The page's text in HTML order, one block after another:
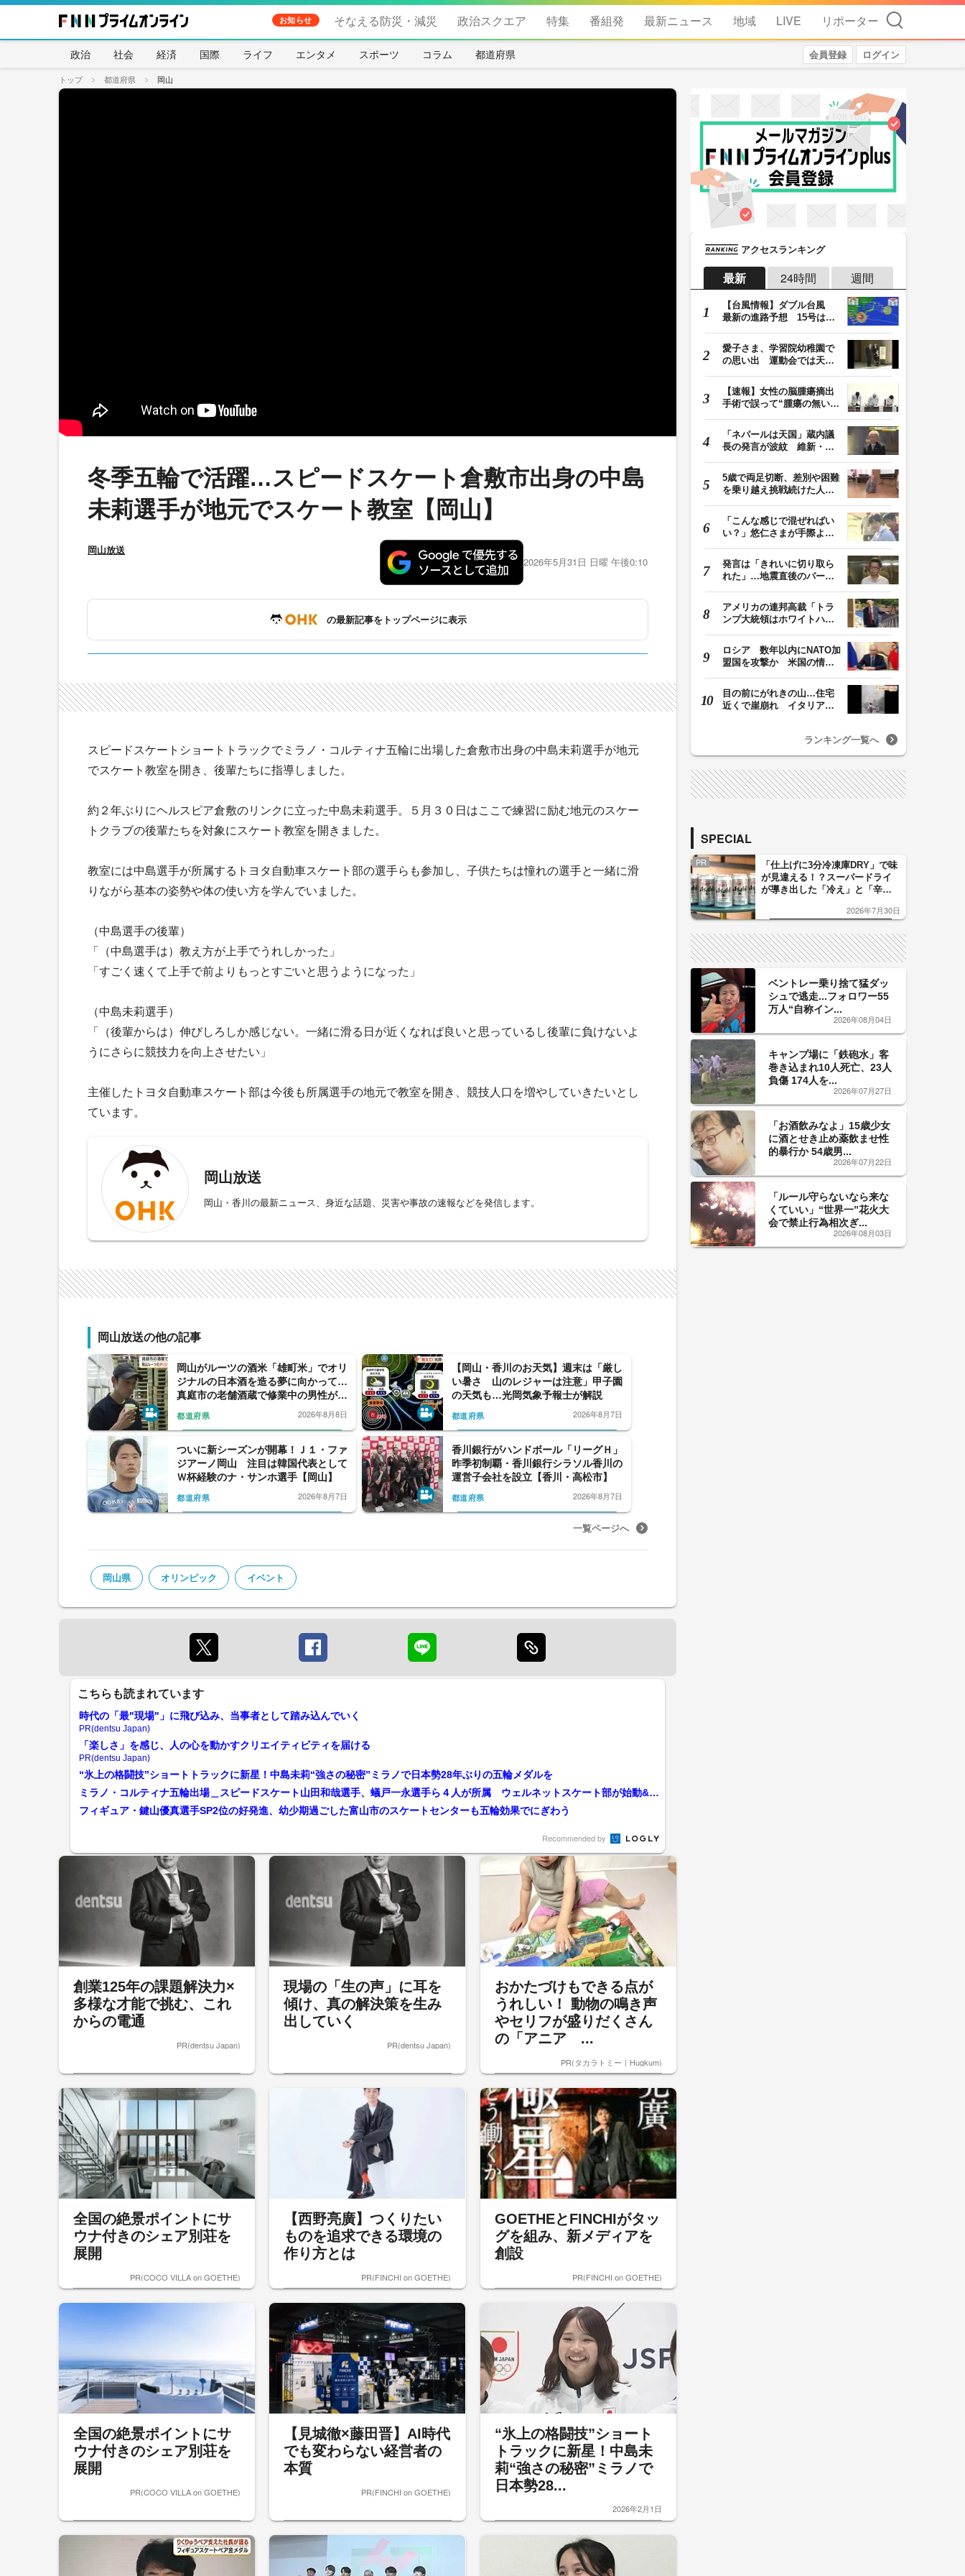
お知らせ そなえる防災・減災 政治スクエア 特集 番組発 最新ニュース 地域 LIVE リポーター 検索
政治 社会 経済 国際 ライフ エンタメ スポーツ コラム 都道府県 会員登録 ログイン
トップ 都道府県 岡山
冬季五輪で活躍…スピードスケート倉敷市出身の中島
未莉選手が地元でスケート教室【岡山】
岡山放送
2026年5月31日 日曜 午後0:10
の最新記事をトップページに表示
スピードスケートショートトラックでミラノ・コルティナ五輪に出場した倉敷市出身の中島未莉選手が地元
でスケート教室を開き、後輩たちに指導しました。
約２年ぶりにヘルスピア倉敷のリンクに立った中島未莉選手。５月３０日はここで練習に励む地元のスケー
トクラブの後輩たちを対象にスケート教室を開きました。
教室には中島選手が所属するトヨタ自動車スケート部の選手らも参加し、子供たちは憧れの選手と一緒に滑
りながら基本の姿勢や体の使い方を学んでいました。
（中島選手の後輩）
「（中島選手は）教え方が上手でうれしかった」
「すごく速くて上手で前よりもっとすごいと思うようになった」
（中島未莉選手）
「（後輩からは）伸びしろしか感じない。一緒に滑る日が近くなれば良いと思っているし後輩に負けないよ
うにさらに競技力を向上させたい」
主催したトヨタ自動車スケート部は今後も所属選手の地元で教室を開き、競技人口を増やしていきたいとし
ています。
岡山放送
岡山・香川の最新ニュース、身近な話題、災害や事故の速報などを発信します。
岡山放送の他の記事
岡山がルーツの酒米「雄町米」でオリ
ジナルの日本酒を造る夢に向かって…
真庭市の老舗酒蔵で修業中の男性が初
めて醸した日本酒の味【岡山発】
都道府県 2026年8月8日
【岡山・香川のお天気】週末は「厳し
い暑さ 山のレジャーは注意」甲子園
の天気も…光岡気象予報士が解説
都道府県 2026年8月7日
ついに新シーズンが開幕！Ｊ１・ファ
ジアーノ岡山 注目は韓国代表として
Ｗ杯経験のナ・サンホ選手【岡山】
都道府県 2026年8月7日
香川銀行がハンドボール「リーグＨ」
昨季初制覇・香川銀行シラソル香川の
運営子会社を設立【香川・高松市】
都道府県 2026年8月7日
一覧ページへ
岡山県 オリンピック イベント
こちらも読まれています
時代の「最"現場"」に飛び込み、当事者として踏み込んでいく
PR(dentsu Japan)
「楽しさ」を感じ、人の心を動かすクリエイティビティを届ける
PR(dentsu Japan)
“氷上の格闘技”ショートトラックに新星！中島未莉“強さの秘密”ミラノで日本勢28年ぶりの五輪メダルを
ミラノ・コルティナ五輪出場＿スピードスケート山田和哉選手、蟻戸一永選手ら４人が所属 ウェルネットスケート部が始動&lt;br /&gt;
フィギュア・鍵山優真選手SP2位の好発進、幼少期過ごした富山市のスケートセンターも五輪効果でにぎわう
Recommended by
創業125年の課題解決力×
多様な才能で挑む、これ
からの電通
PR(dentsu Japan)
現場の「生の声」に耳を
傾け、真の解決策を生み
出していく
PR(dentsu Japan)
おかたづけもできる点が
うれしい！ 動物の鳴き声
やセリフが盛りだくさん
の「アニア ...
PR(タカラトミー｜Hugkum)
全国の絶景ポイントにサ
ウナ付きのシェア別荘を
展開
PR(COCO VILLA on GOETHE)
【西野亮廣】つくりたい
ものを追求できる環境の
作り方とは
PR(FINCHI on GOETHE)
GOETHEとFINCHIがタッ
グを組み、新メディアを
創設
PR(FINCHI on GOETHE)
全国の絶景ポイントにサ
ウナ付きのシェア別荘を
展開
PR(COCO VILLA on GOETHE)
【見城徹×藤田晋】AI時代
でも変わらない経営者の
本質
PR(FINCHI on GOETHE)
“氷上の格闘技”ショート
トラックに新星！中島未
莉“強さの秘密”ミラノで
日本勢28...
2026年2月1日
アクセスランキング
最新 24時間 週間
【台風情報】ダブル台風
最新の進路予想 15号は北
愛子さま、学習院幼稚園で
の思い出 運動会では天皇
【速報】女性の脳腫瘍摘出
手術で誤って“腫瘍の無い部
「ネパールは天国」蔵内議
長の発言が波紋 維新・吉
5歳で両足切断、差別や困難
を乗り越え挑戦続けた人
「こんな感じで混ぜればい
い？」悠仁さまが手際よく
発言は「きれいに切り取ら
れた」…地震直後のパーテ
アメリカの連邦高裁「トラ
ンプ大統領はホワイトハウ
ロシア 数年以内にNATO加
盟国を攻撃か 米国の情報
目の前にがれきの山…住宅
近くで崖崩れ イタリア・
ランキング一覧へ
SPECIAL
PR
「仕上げに3分冷凍庫DRY」で味
が見違える！？スーパードライ
が導き出した「冷え」と「辛
した「辛口カーブ」が飲み頃の
2026年7月30日
ベントレー乗り捨て猛ダッ
シュで逃走...フォロワー55
万人“自称イン...
2026年08月04日
キャンプ場に「鉄砲水」客
巻き込まれ10人死亡、23人
負傷 174人を...
2026年07月27日
「お酒飲みなよ」15歳少女
に酒とせき止め薬飲ませ性
的暴行か 54歳男...
2026年07月22日
「ルール守らないなら来な
くていい」“世界一”花火大
会で禁止行為相次ぎ...
2026年08月03日